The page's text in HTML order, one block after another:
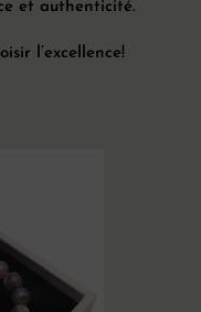
et authenticité.
l’excellence!